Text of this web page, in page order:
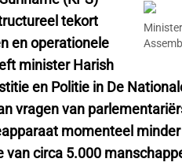
tekort
en operationele
minister Harish
en Politie in De
vragen van
momenteel
van circa 5.000